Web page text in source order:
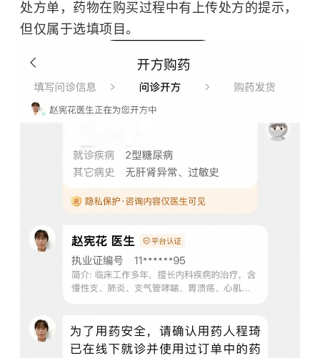
处方单，药物在购买过程中有上传处方的提示，
但仅属于选填项目。